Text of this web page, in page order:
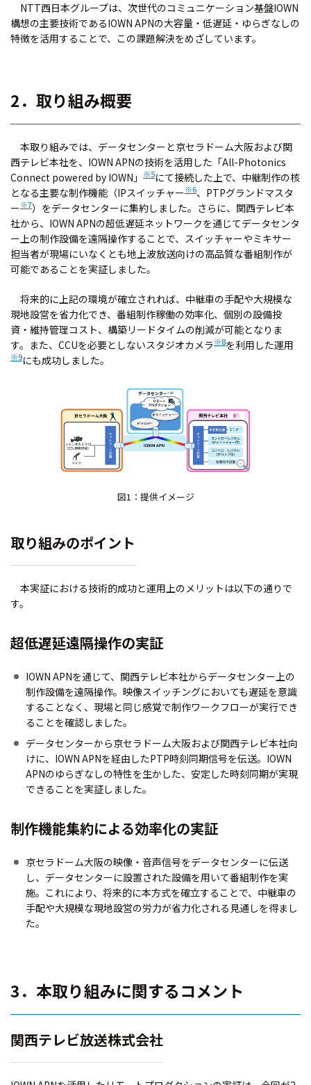
NTT西日本グループは、次世代のコミュニケーション基盤IOWN
構想の主要技術であるIOWN APNの大容量・低遅延・ゆらぎなしの
特徴を活用することで、この課題解決をめざしています。
2．取り組み概要
本取り組みでは、データセンターと京セラドーム大阪および関
西テレビ本社を、IOWN APNの技術を活用した「All-Photonics
Connect powered by IOWN」
※5にて接続した上で、中継制作の核
となる主要な制作機能（IPスイッチャー※6、PTPグランドマスタ
ー※7）をデータセンターに集約しました。さらに、関西テレビ本
社から、IOWN APNの超低遅延ネットワークを通じてデータセンタ
ー上の制作設備を遠隔操作することで、スイッチャーやミキサー
担当者が現場にいなくとも地上波放送向けの高品質な番組制作が
可能であることを実証しました。
将来的に上記の環境が確立されれば、中継車の手配や大規模な
現地設営を省力化でき、番組制作稼働の効率化、個別の設備投
資・維持管理コスト、構築リードタイムの削減が可能となりま
す。また、CCUを必要としないスタジオカメラ※8を利用した運用
※9にも成功しました。
図1：提供イメージ
取り組みのポイント
本実証における技術的成功と運用上のメリットは以下の通りで
す。
超低遅延遠隔操作の実証
IOWN APNを通じて、関西テレビ本社からデータセンター上の
制作設備を遠隔操作。映像スイッチングにおいても遅延を意識
することなく、現場と同じ感覚で制作ワークフローが実行でき
ることを確認しました。
データセンターから京セラドーム大阪および関西テレビ本社向
けに、IOWN APNを経由したPTP時刻同期信号を伝送。IOWN
APNのゆらぎなしの特性を生かした、安定した時刻同期が実現
できることを実証しました。
制作機能集約による効率化の実証
京セラドーム大阪の映像・音声信号をデータセンターに伝送
し、データセンターに設置された設備を用いて番組制作を実
施。これにより、将来的に本方式を確立することで、中継車の
手配や大規模な現地設営の労力が省力化される見通しを得まし
た。
3．本取り組みに関するコメント
関西テレビ放送株式会社